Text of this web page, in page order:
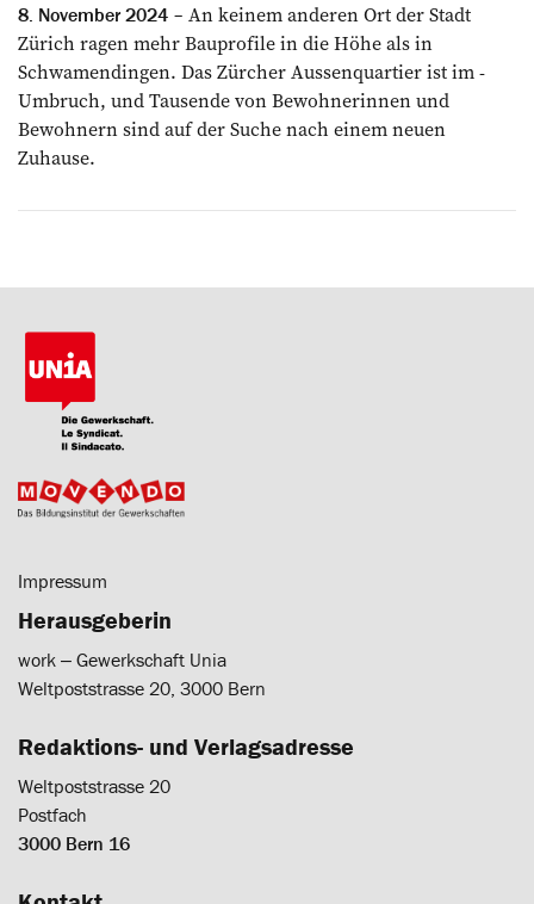
8. November 2024
An keinem anderen Ort der Stadt
Zürich ragen mehr Bauprofile in die Höhe als in
Schwamendingen. Das Zürcher Aussenquartier ist im ­
Umbruch, und Tausende von ­Bewohnerinnen und
Bewohnern sind auf der Suche nach einem neuen
Zuhause.
Impressum
Herausgeberin
work ‒ Gewerkschaft Unia
Weltpoststrasse 20, 3000 Bern
Redaktions- und Verlagsadresse
Weltpoststrasse 20
Postfach
3000 Bern 16